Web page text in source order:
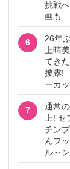
挑戦
画も
6
26年
上晴
てき
披露!
ーカ
7
通常
上!
チン
んプ
ル～